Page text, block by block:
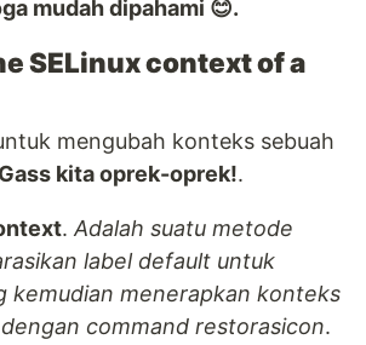
mudah dipahami 😊.
SELinux context of a
mengubah konteks sebuah
Gass kita oprek-oprek!.
.Adalah suatu metode
label default untuk
kemudian menerapkan konteks
command restorasicon.